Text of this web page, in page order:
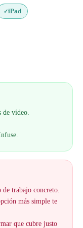
✓iPad
de vídeo.
trabajo concreto.
más simple te
que cubre justo